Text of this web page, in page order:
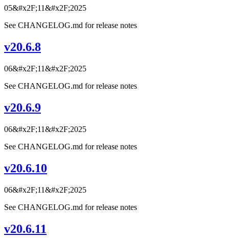
05&#x2F;11&#x2F;2025
See CHANGELOG.md for release notes
v20.6.8
06&#x2F;11&#x2F;2025
See CHANGELOG.md for release notes
v20.6.9
06&#x2F;11&#x2F;2025
See CHANGELOG.md for release notes
v20.6.10
06&#x2F;11&#x2F;2025
See CHANGELOG.md for release notes
v20.6.11